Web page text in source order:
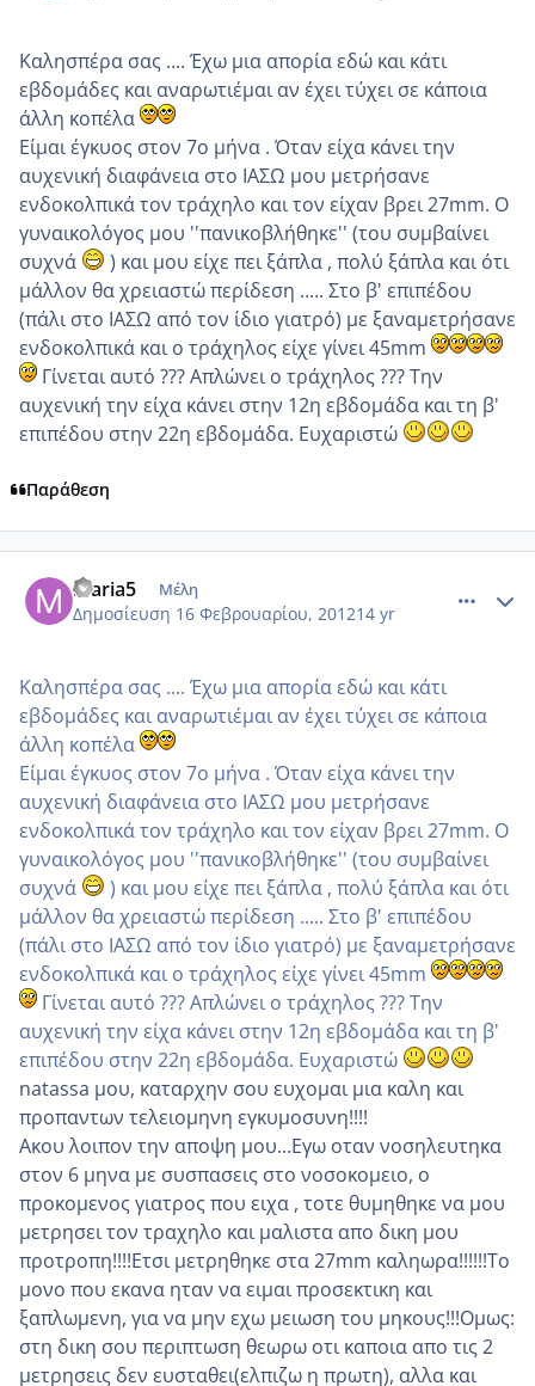
Καλησπέρα σας .... Έχω μια απορία εδώ και κάτι
εβδομάδες και αναρωτιέμαι αν έχει τύχει σε κάποια
άλλη κοπέλα
Είμαι έγκυος στον 7ο μήνα . Όταν είχα κάνει την
αυχενική διαφάνεια στο ΙΑΣΩ μου μετρήσανε
ενδοκολπικά τον τράχηλο και τον είχαν βρει 27mm. Ο
γυναικολόγος μου ''πανικοβλήθηκε'' (του συμβαίνει
συχνά
) και μου είχε πει ξάπλα , πολύ ξάπλα και ότι
μάλλον θα χρειαστώ περίδεση ..... Στο β' επιπέδου
(πάλι στο ΙΑΣΩ από τον ίδιο γιατρό) με ξαναμετρήσανε
ενδοκολπικά και ο τράχηλος είχε γίνει 45mm
Γίνεται αυτό ??? Απλώνει ο τράχηλος ??? Την
αυχενική την είχα κάνει στην 12η εβδομάδα και τη β'
επιπέδου στην 22η εβδομάδα. Ευχαριστώ
Παράθεση
maria5 Μέλη
Δημοσίευση 16 Φεβρουαρίου, 201214 yr
Καλησπέρα σας .... Έχω μια απορία εδώ και κάτι
εβδομάδες και αναρωτιέμαι αν έχει τύχει σε κάποια
άλλη κοπέλα
Είμαι έγκυος στον 7ο μήνα . Όταν είχα κάνει την
αυχενική διαφάνεια στο ΙΑΣΩ μου μετρήσανε
ενδοκολπικά τον τράχηλο και τον είχαν βρει 27mm. Ο
γυναικολόγος μου ''πανικοβλήθηκε'' (του συμβαίνει
συχνά
) και μου είχε πει ξάπλα , πολύ ξάπλα και ότι
μάλλον θα χρειαστώ περίδεση ..... Στο β' επιπέδου
(πάλι στο ΙΑΣΩ από τον ίδιο γιατρό) με ξαναμετρήσανε
ενδοκολπικά και ο τράχηλος είχε γίνει 45mm
Γίνεται αυτό ??? Απλώνει ο τράχηλος ??? Την
αυχενική την είχα κάνει στην 12η εβδομάδα και τη β'
επιπέδου στην 22η εβδομάδα. Ευχαριστώ
natassa μου, καταρχην σου ευχομαι μια καλη και
προπαντων τελειομηνη εγκυμοσυνη!!!!
Ακου λοιπον την αποψη μου...Εγω οταν νοσηλευτηκα
στον 6 μηνα με συσπασεις στο νοσοκομειο, ο
προκομενος γιατρος που ειχα , τοτε θυμηθηκε να μου
μετρησει τον τραχηλο και μαλιστα απο δικη μου
προτροπη!!!!Ετσι μετρηθηκε στα 27mm καληωρα!!!!!!Το
μονο που εκανα ηταν να ειμαι προσεκτικη και
ξαπλωμενη, για να μην εχω μειωση του μηκους!!!Ομως:
στη δικη σου περιπτωση θεωρω οτι καποια απο τις 2
μετρησεις δεν ευσταθει(ελπιζω η πρωτη), αλλα και